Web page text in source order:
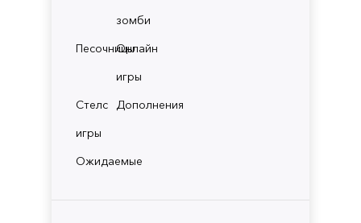
зомби
ПесочницыОнлайн
игры
Стелс
игры
Дополнения
Ожидаемые